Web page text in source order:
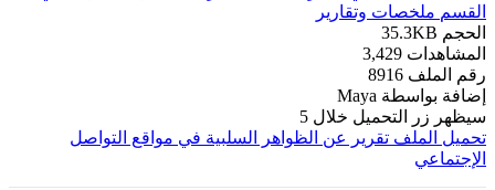
القسم ملخصات وتقارير
الحجم 35.3KB
المشاهدات 3,429
رقم الملف 8916
إضافة بواسطة Maya
سيظهر زر التحميل خلال 5
تحميل الملف تقرير عن الظواهر السلبية في مواقع التواصل
الإجتماعي